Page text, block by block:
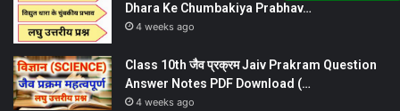
Dhara Ke Chumbakiya Prabhav…
4 weeks ago
Class 10th जैव प्रक्रम Jaiv Prakram Question
Answer Notes PDF Download (…
4 weeks ago